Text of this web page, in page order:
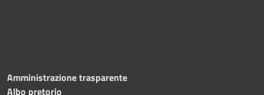
Amministrazione trasparente
Albo pretorio